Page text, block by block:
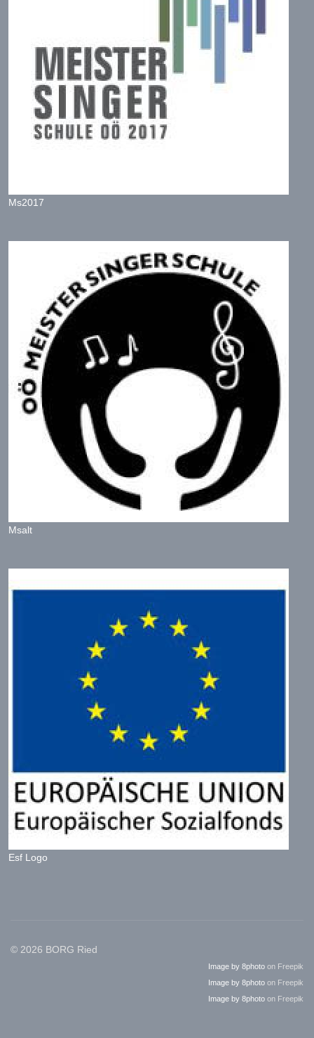
Ms2017
Msalt
Esf Logo
© 2026 BORG Ried
Image by 8photo on Freepik
Image by 8photo on Freepik
Image by 8photo on Freepik